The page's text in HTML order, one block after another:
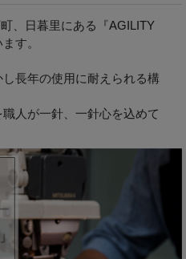
、日暮里にある『AGILITY
す。
長年の使用に耐えられる構
人が一針、一針心を込めて